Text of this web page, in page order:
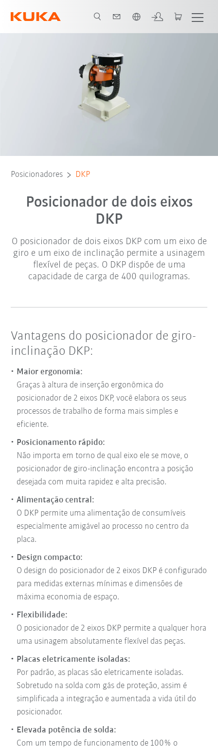
Video
Posicionadores DKP
Posicionador de dois eixos
DKP
O posicionador de dois eixos DKP com um eixo de
giro e um eixo de inclinação permite a usinagem
flexível de peças. O DKP dispõe de uma
capacidade de carga de 400 quilogramas.
Vantagens do posicionador de giro-
inclinação DKP:
Maior ergonomia:
Graças à altura de inserção ergonômica do
posicionador de 2 eixos DKP, você elabora os seus
processos de trabalho de forma mais simples e
eficiente.
Posicionamento rápido:
Não importa em torno de qual eixo ele se move, o
posicionador de giro-inclinação encontra a posição
desejada com muita rapidez e alta precisão.
Alimentação central:
O DKP permite uma alimentação de consumíveis
especialmente amigável ao processo no centro da
placa.
Design compacto:
O design do posicionador de 2 eixos DKP é configurado
para medidas externas mínimas e dimensões de
máxima economia de espaço.
Flexibilidade:
O posicionador de 2 eixos DKP permite a qualquer hora
uma usinagem absolutamente flexível das peças.
Placas eletricamente isoladas:
Por padrão, as placas são eletricamente isoladas.
Sobretudo na solda com gás de proteção, assim é
simplificada a integração e aumentada a vida útil do
posicionador.
Elevada potência de solda:
Com um tempo de funcionamento de 100% o